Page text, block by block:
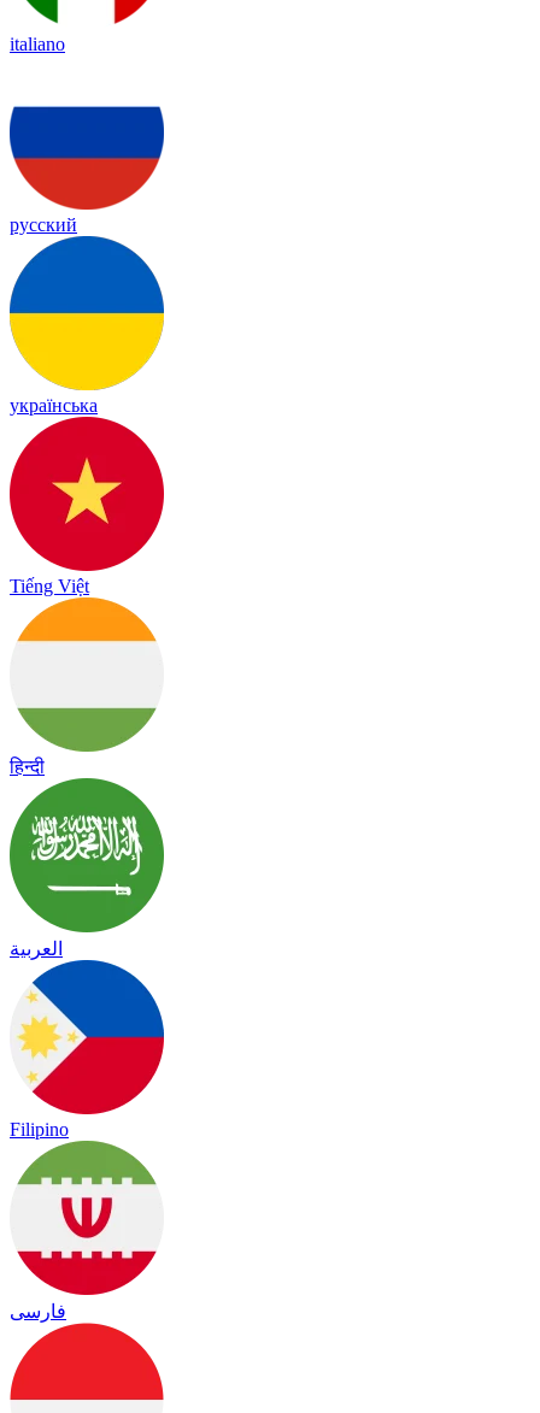
italiano
русский
українська
Tiếng Việt
हिन्दी
العربية
Filipino
فارسی